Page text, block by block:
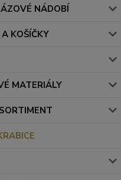
NÁDOBÍ
A KOŠÍČKY
MATERIÁLY